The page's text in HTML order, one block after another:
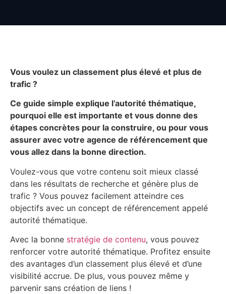
Vous voulez un classement plus élevé et plus de
trafic ?
Ce guide simple explique l’autorité thématique,
pourquoi elle est importante et vous donne des
étapes concrètes pour la construire, ou pour vous
assurer avec votre agence de référencement que
vous allez dans la bonne direction.
Voulez-vous que votre contenu soit mieux classé
dans les résultats de recherche et génère plus de
trafic ? Vous pouvez facilement atteindre ces
objectifs avec un concept de référencement appelé
autorité thématique.
Avec la bonne stratégie de contenu, vous pouvez
renforcer votre autorité thématique. Profitez ensuite
des avantages d’un classement plus élevé et d’une
visibilité accrue. De plus, vous pouvez même y
parvenir sans création de liens !